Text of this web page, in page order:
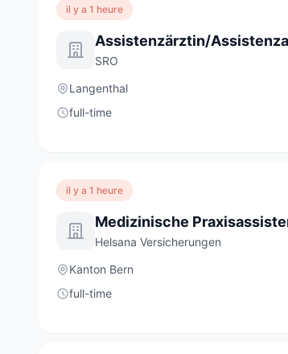
il y a 1 heure
SRO
Langenthal
full-time
il y a 1 heure
Medizinische
Helsana Versicherungen
Kanton Bern
full-time